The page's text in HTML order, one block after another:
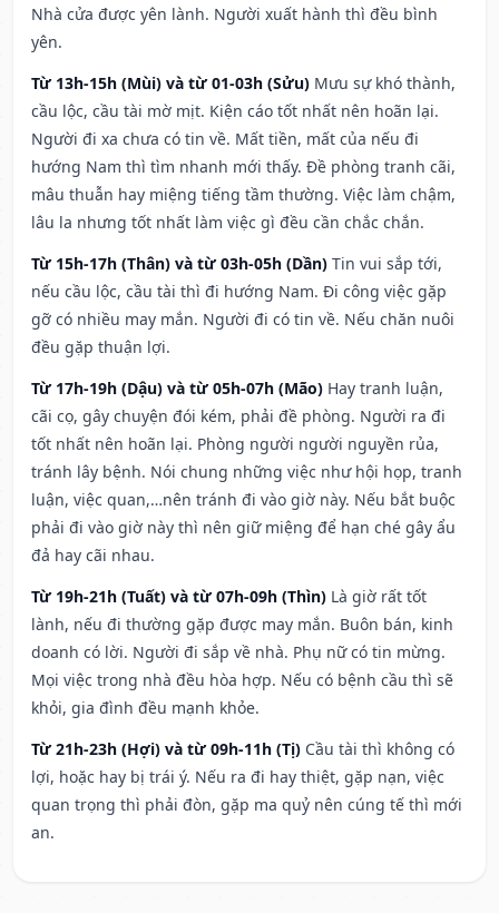
Nhà cửa được yên lành. Người xuất hành thì đều bình
yên.
Từ 13h-15h (Mùi) và từ 01-03h (Sửu) Mưu sự khó thành,
cầu lộc, cầu tài mờ mịt. Kiện cáo tốt nhất nên hoãn lại.
Người đi xa chưa có tin về. Mất tiền, mất của nếu đi
hướng Nam thì tìm nhanh mới thấy. Đề phòng tranh cãi,
mâu thuẫn hay miệng tiếng tầm thường. Việc làm chậm,
lâu la nhưng tốt nhất làm việc gì đều cần chắc chắn.
Từ 15h-17h (Thân) và từ 03h-05h (Dần) Tin vui sắp tới,
nếu cầu lộc, cầu tài thì đi hướng Nam. Đi công việc gặp
gỡ có nhiều may mắn. Người đi có tin về. Nếu chăn nuôi
đều gặp thuận lợi.
Từ 17h-19h (Dậu) và từ 05h-07h (Mão) Hay tranh luận,
cãi cọ, gây chuyện đói kém, phải đề phòng. Người ra đi
tốt nhất nên hoãn lại. Phòng người người nguyền rủa,
tránh lây bệnh. Nói chung những việc như hội họp, tranh
luận, việc quan,…nên tránh đi vào giờ này. Nếu bắt buộc
phải đi vào giờ này thì nên giữ miệng để hạn ché gây ẩu
đả hay cãi nhau.
Từ 19h-21h (Tuất) và từ 07h-09h (Thìn) Là giờ rất tốt
lành, nếu đi thường gặp được may mắn. Buôn bán, kinh
doanh có lời. Người đi sắp về nhà. Phụ nữ có tin mừng.
Mọi việc trong nhà đều hòa hợp. Nếu có bệnh cầu thì sẽ
khỏi, gia đình đều mạnh khỏe.
Từ 21h-23h (Hợi) và từ 09h-11h (Tị) Cầu tài thì không có
lợi, hoặc hay bị trái ý. Nếu ra đi hay thiệt, gặp nạn, việc
quan trọng thì phải đòn, gặp ma quỷ nên cúng tế thì mới
an.